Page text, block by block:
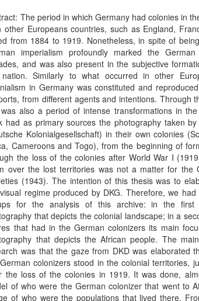
The period in which Germany had colonies in
other Europeans countries, such as England,
from 1884 to 1919. Nonetheless, in spite of
imperialism profoundly marked the
and was also present in the subjective
Similarly to what occurred in other
in Germany was constituted and
from different agents and intentions. Through
also a period of intense transformations in
had as primary sources the photography taken
Kolonialgesellschaft) in their own colonies
Cameroons and Togo), from the beginning of
the loss of the colonies after World War I
over the lost territories was not a matter for the
(1943). The intention of this thesis was to
regime produced by DKG. Therefore, we
for the analysis of this archive: in the first
that depicts the colonial landscape; in a
that had in the German colonizers its main
that depicts the African people. The
was that the gaze from DKD was elaborated
colonizers stood in the colonial territories,
the loss of the colonies in 1919. It was done,
of who were the German colonizer that went to
of who were the populations that lived there.